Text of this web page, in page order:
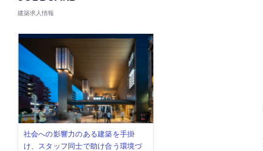
建築求人情報
古民家を軸に全国で“価値循環の仕組
み”を作り、リモートワーク主体の働
リノベる株式会社が、設計パートナ
ー (業務委託) を募集中
社会への影響力のある建築を手掛
け、スタッフ同士で助け合う環境づ
代官山を拠点に活動する「梅澤竜也 /
ALA INC.」が、設計スタッフ・アル
住宅や共同住宅などを手掛け、“合理
的でシンプルなデザイン”を志向する